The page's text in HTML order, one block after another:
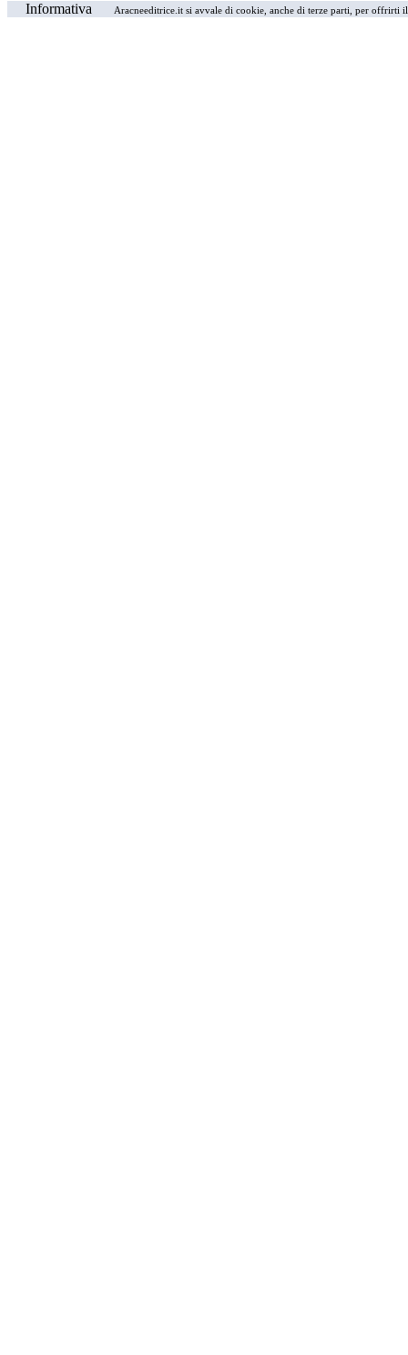
Informativa Aracneeditrice.it si avvale di cookie, anche di terze parti, per